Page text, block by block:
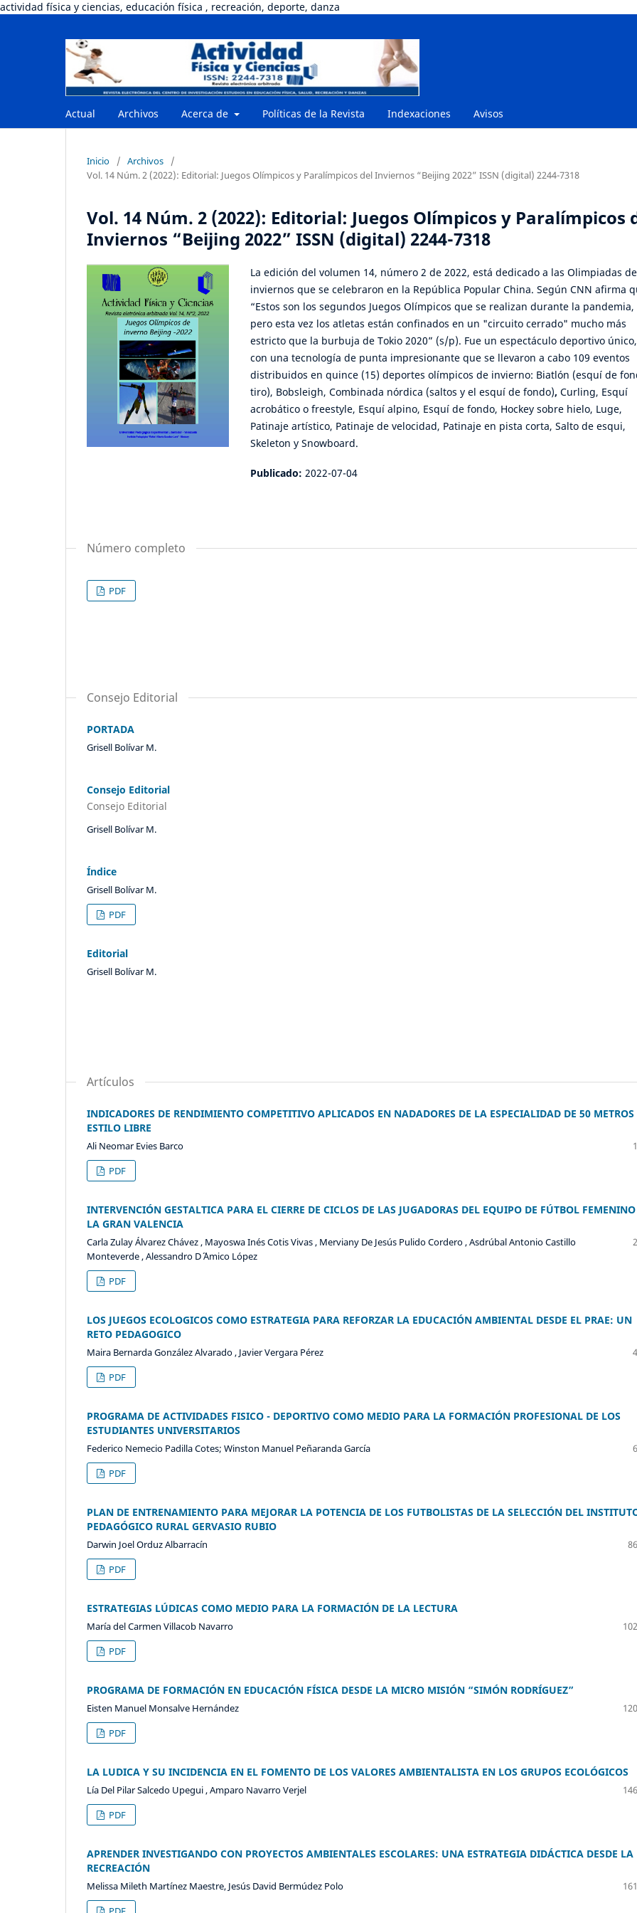
actividad física y ciencias, educación física , recreación, deporte, danza
Actual Archivos Acerca de Políticas de la Revista Indexaciones Avisos
Inicio / Archivos
/
Vol. 14 Núm. 2 (2022): Editorial: Juegos Olímpicos y Paralímpicos del Inviernos “Beijing 2022” ISSN (digital) 2244-7318
Vol. 14 Núm. 2 (2022): Editorial: Juegos Olímpicos y Paralímpicos
Inviernos “Beijing 2022” ISSN (digital) 2244-7318
La edición del volumen 14, número 2 de 2022, está dedicado a las Olimpiadas de
inviernos que se celebraron en la República Popular China. Según CNN afirma
“Estos son los segundos Juegos Olímpicos que se realizan durante la pandemia,
pero esta vez los atletas están confinados en un "circuito cerrado" mucho más
estricto que la burbuja de Tokio 2020” (s/p). Fue un espectáculo deportivo único,
con una tecnología de punta impresionante que se llevaron a cabo 109 eventos
distribuidos en quince (15) deportes olímpicos de invierno: Biatlón (esquí de
tiro), Bobsleigh, Combinada nórdica (saltos y el esquí de fondo), Curling, Esquí
acrobático o freestyle, Esquí alpino, Esquí de fondo, Hockey sobre hielo, Luge,
Patinaje artístico, Patinaje de velocidad, Patinaje en pista corta, Salto de esqui,
Skeleton y Snowboard.
Publicado: 2022-07-04
Número completo
PDF
Consejo Editorial
PORTADA
Grisell Bolívar M.
Consejo Editorial
Consejo Editorial
Grisell Bolívar M.
Índice
Grisell Bolívar M.
PDF
Editorial
Grisell Bolívar M.
Artículos
INDICADORES DE RENDIMIENTO COMPETITIVO APLICADOS EN NADADORES DE LA ESPECIALIDAD DE 50 METROS
ESTILO LIBRE
Ali Neomar Evies Barco
PDF
INTERVENCIÓN GESTALTICA PARA EL CIERRE DE CICLOS DE LAS JUGADORAS DEL EQUIPO DE FÚTBOL FEMENINO
LA GRAN VALENCIA
Carla Zulay Álvarez Chávez , Mayoswa Inés Cotis Vivas , Merviany De Jesús Pulido Cordero , Asdrúbal Antonio Castillo
Monteverde , Alessandro D´ ´Amico López
PDF
LOS JUEGOS ECOLOGICOS COMO ESTRATEGIA PARA REFORZAR LA EDUCACIÓN AMBIENTAL DESDE EL PRAE: UN
RETO PEDAGOGICO
Maira Bernarda González Alvarado , Javier Vergara Pérez
PDF
PROGRAMA DE ACTIVIDADES FISICO - DEPORTIVO COMO MEDIO PARA LA FORMACIÓN PROFESIONAL DE LOS
ESTUDIANTES UNIVERSITARIOS
Federico Nemecio Padilla Cotes; Winston Manuel Peñaranda García
PDF
PLAN DE ENTRENAMIENTO PARA MEJORAR LA POTENCIA DE LOS FUTBOLISTAS DE LA SELECCIÓN DEL
PEDAGÓGICO RURAL GERVASIO RUBIO
Darwin Joel Orduz Albarracín
PDF
ESTRATEGIAS LÚDICAS COMO MEDIO PARA LA FORMACIÓN DE LA LECTURA
María del Carmen Villacob Navarro
PDF
PROGRAMA DE FORMACIÓN EN EDUCACIÓN FÍSICA DESDE LA MICRO MISIÓN “SIMÓN RODRÍGUEZ”
Eisten Manuel Monsalve Hernández
PDF
LA LUDICA Y SU INCIDENCIA EN EL FOMENTO DE LOS VALORES AMBIENTALISTA EN LOS GRUPOS ECOLÓGICOS
Lía Del Pilar Salcedo Upegui , Amparo Navarro Verjel
PDF
APRENDER INVESTIGANDO CON PROYECTOS AMBIENTALES ESCOLARES: UNA ESTRATEGIA DIDÁCTICA DESDE LA
RECREACIÓN
Melissa Mileth Martínez Maestre, Jesús David Bermúdez Polo